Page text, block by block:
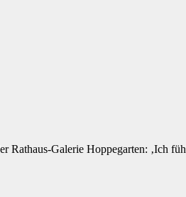
Rathaus-Galerie Hoppegarten: ‚Ich